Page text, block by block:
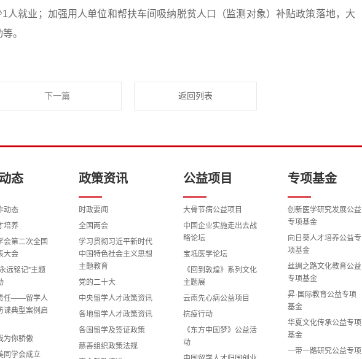
人就业；加强用人单位和帮扶车间吸纳脱贫人口（监测对象）补贴政策落地，大
。
下一篇 返回列表
态
动态
培养
会第二次全国
大会
远铭记”主题
任——留学人
谍典型案例启
为你骄傲
同学会成立
政策资讯
时政要闻
全国两会
学习贯彻习近平新时代
中国特色社会主义思想
主题教育
党的二十大
中央留学人才政策资讯
各地留学人才政策资讯
各国留学及签证政策
慈善组织政策法规
公益项目
大骨节病公益项目
中国企业实施走出去战
略论坛
宝坻医学论坛
《回到敦煌》系列文化
主题展
云南先心病公益项目
抗疫行动
《东方中国梦》公益活
动
专项基金
创新医学研究发展公益
专项基金
向日葵人才培养公益专
项基金
丝绸之路文化教育公益
专项基金
昇·国际教育公益专项
基金
华夏文化传承公益专项
基金
一带一路研究公益专项